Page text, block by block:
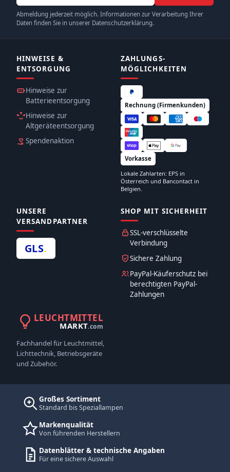
Abmeldung jederzeit möglich. Informationen zur Verarbeitung Ihrer
Daten finden Sie in unserer Datenschutzerklärung.
HINWEISE &
ENTSORGUNG
Hinweise zur
Batterieentsorgung
Hinweise zur
Altgeräteentsorgung
Spendenaktion
ZAHLUNGS­
MÖGLICHKEITEN
Rechnung (Firmenkunden)
Vorkasse
Lokale Zahlarten: EPS in
Österreich und Bancontact in
Belgien.
UNSERE
VERSANDPARTNER
GLS.
SHOP MIT SICHERHEIT
SSL-verschlüsselte
Verbindung
Sichere Zahlung
PayPal-Käuferschutz bei
berechtigten PayPal-
Zahlungen
LEUCHTMITTEL
MARKT.com
Fachhandel für Leuchtmittel,
Lichttechnik, Betriebsgeräte
und Zubehör.
Großes Sortiment
Standard bis Speziallampen
Markenqualität
Von führenden Herstellern
Datenblätter & technische Angaben
Für eine sichere Auswahl